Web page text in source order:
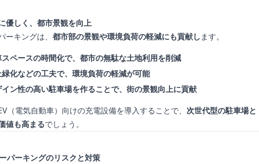
優しく、都市景観を向上
ーキングは、 都市部の景観や環境負荷の軽減にも貢献し ます。
ペースの時間化で、都市の無駄な土地利用を削減
緑化などの工夫で、環境負荷の軽減が可能
イン性の高い駐車場を作ることで、街の景観向上に貢献
（電気自動車）向けの充電設備を導入することで、 次世代型の駐車場と
値も高まるでしょう。
パーキングのリスクと対策